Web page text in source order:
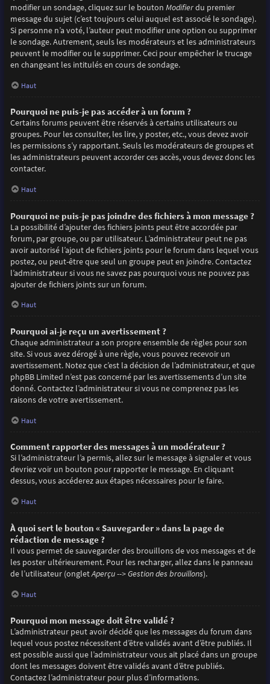
modifier un sondage, cliquez sur le bouton Modifierdu premier
message du sujet (c’est toujours celui auquel est associé le sondage).
Si personne n’a voté, l’auteur peut modifier une option ou supprimer
le sondage. Autrement, seuls les modérateurs et les administrateurs
peuvent le modifier ou le supprimer. Ceci pour empêcher le trucage
en changeant les intitulés en cours de sondage.
Haut
Pourquoi ne puis-je pas accéder à un forum ?
Certains forums peuvent être réservés à certains utilisateurs ou
groupes. Pour les consulter, les lire, y poster, etc., vous devez avoir
les permissions s’y rapportant. Seuls les modérateurs de groupes et
les administrateurs peuvent accorder ces accès, vous devez donc les
contacter.
Haut
Pourquoi ne puis-je pas joindre des fichiers à mon message ?
La possibilité d’ajouter des fichiers joints peut être accordée par
forum, par groupe, ou par utilisateur. L’administrateur peut ne pas
avoir autorisé l’ajout de fichiers joints pour le forum dans lequel vous
postez, ou peut-être que seul un groupe peut en joindre. Contactez
l’administrateur si vous ne savez pas pourquoi vous ne pouvez pas
ajouter de fichiers joints sur un forum.
Haut
Pourquoi ai-je reçu un avertissement ?
Chaque administrateur a son propre ensemble de règles pour son
site. Si vous avez dérogé à une règle, vous pouvez recevoir un
avertissement. Notez que c’est la décision de l’administrateur, et que
phpBB Limited n’est pas concerné par les avertissements d’un site
donné. Contactez l’administrateur si vous ne comprenez pas les
raisons de votre avertissement.
Haut
Comment rapporter des messages à un modérateur ?
Si l’administrateur l’a permis, allez sur le message à signaler et vous
devriez voir un bouton pour rapporter le message. En cliquant
dessus, vous accéderez aux étapes nécessaires pour le faire.
Haut
À quoi sert le bouton « Sauvegarder » dans la page de
rédaction de message ?
Il vous permet de sauvegarder des brouillons de vos messages et de
les poster ultérieurement. Pour les recharger, allez dans le panneau
de l’utilisateur (ongletAperçu --> Gestion des brouillons).
Haut
Pourquoi mon message doit être validé ?
L’administrateur peut avoir décidé que les messages du forum dans
lequel vous postez nécessitent d’être validés avant d’être publiés. Il
est possible aussi que l’administrateur vous ait placé dans un groupe
dont les messages doivent être validés avant d’être publiés.
Contactez l’administrateur pour plus d’informations.